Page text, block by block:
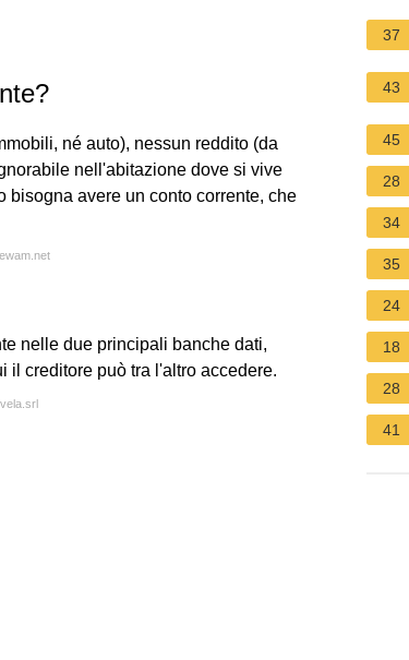
né auto), nessun reddito (da
nell'abitazione dove si vive
bisogna avere un conto corrente, che
nelle due principali banche dati,
il creditore può tra l'altro accedere.
37
43
45
28
34
35
24
18
28
41